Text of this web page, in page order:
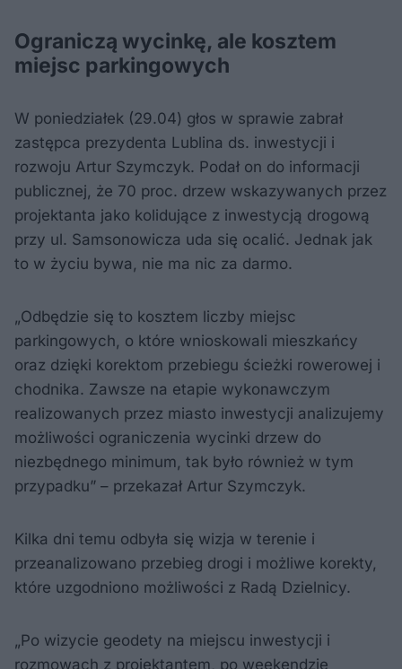
Ograniczą wycinkę, ale kosztem
miejsc parkingowych
W poniedziałek (29.04) głos w sprawie zabrał
zastępca prezydenta Lublina ds. inwestycji i
rozwoju Artur Szymczyk. Podał on do informacji
publicznej, że 70 proc. drzew wskazywanych przez
projektanta jako kolidujące z inwestycją drogową
przy ul. Samsonowicza uda się ocalić. Jednak jak
to w życiu bywa, nie ma nic za darmo.
„Odbędzie się to kosztem liczby miejsc
parkingowych, o które wnioskowali mieszkańcy
oraz dzięki korektom przebiegu ścieżki rowerowej i
chodnika. Zawsze na etapie wykonawczym
realizowanych przez miasto inwestycji analizujemy
możliwości ograniczenia wycinki drzew do
niezbędnego minimum, tak było również w tym
przypadku” – przekazał Artur Szymczyk.
Kilka dni temu odbyła się wizja w terenie i
przeanalizowano przebieg drogi i możliwe korekty,
które uzgodniono możliwości z Radą Dzielnicy.
„Po wizycie geodety na miejscu inwestycji i
rozmowach z projektantem, po weekendzie